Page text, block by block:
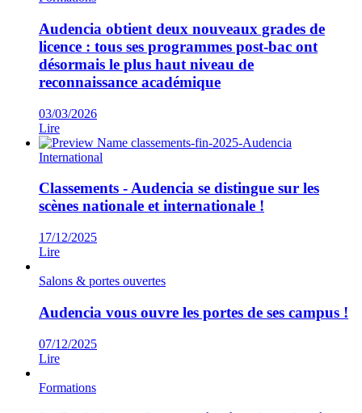
Audencia obtient deux nouveaux grades de
licence : tous ses programmes post-bac ont
désormais le plus haut niveau de
reconnaissance académique
03/03/2026
Lire
International
Classements - Audencia se distingue sur les
scènes nationale et internationale !
17/12/2025
Lire
Salons & portes ouvertes
Audencia vous ouvre les portes de ses campus !
07/12/2025
Lire
Formations